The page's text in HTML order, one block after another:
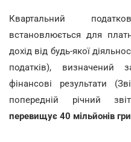
Квартальний
встановлюється для
дохід від будь-якої
податків), визначений
фінансові результати
попередній річний
перевищує 40 мільйонів